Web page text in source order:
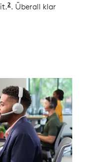
2 Adaptiver ANC-
. Überall klar